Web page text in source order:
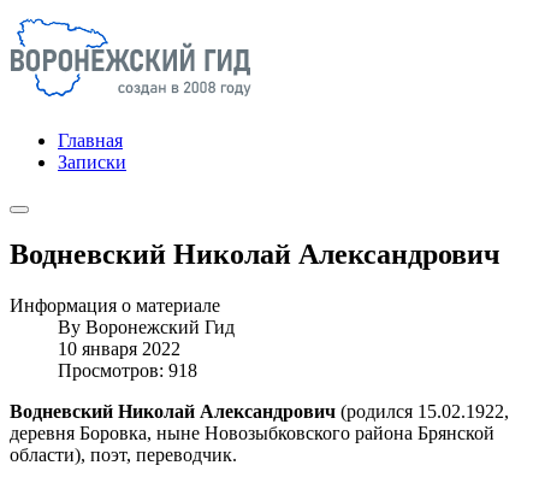
Главная
Записки
Водневский Николай Александрович
Информация о материале
By Воронежский Гид
10 января 2022
Просмотров: 918
Водневский Николай Александрович (родился 15.02.1922,
деревня Боровка, ныне Новозыбковского района Брянской
области), поэт, переводчик.